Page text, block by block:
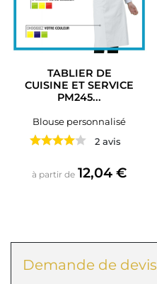
TABLIER DE
CUISINE ET SERVICE
PM245...
Blouse personnalisé
2 avis
à partir de Prix
12,04 €
Demande de devis